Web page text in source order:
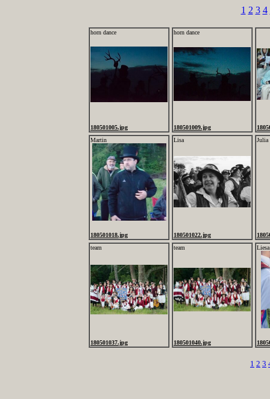
1 2 3 4
horn dance
180501005.jpg
horn dance
180501009.jpg
Martin
180501018.jpg
Lisa
180501022.jpg
Julia
team
180501037.jpg
team
180501040.jpg
Liesa
1 2 3